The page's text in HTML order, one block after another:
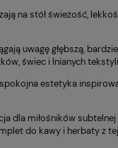
na stół świeżość,
uwagę głębszą,
świec i lnianych
spokojna estetyka
dla miłośników
do kawy i herbaty z